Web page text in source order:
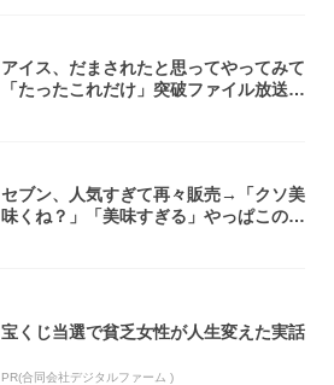
アイス、だまされたと思ってやってみて
「たったこれだけ」突破ファイル放送で
セブン、人気すぎて再々販売→「クソ美
味くね？」「美味すぎる」やっぱこのク
宝くじ当選で貧乏女性が人生変えた実話
PR(合同会社デジタルファーム )